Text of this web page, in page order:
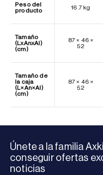
Peso del
producto
16.7 kg
Tamaño
(LxAnxAl)
(cm)
87 × 46 ×
52
Tamaño de
la caja
(L×An×Al)
(cm)
87 × 46 ×
52
Únete a la familia
conseguir ofertas
noticias